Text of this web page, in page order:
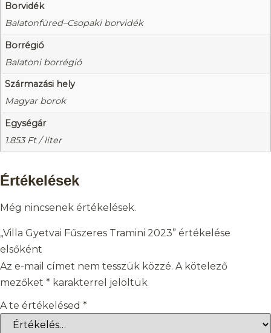
Borvidék
Balatonfüred–Csopaki borvidék
Borrégió
Balatoni borrégió
Származási hely
Magyar borok
Egységár
1.853Ft/ liter
Értékelések
Még nincsenek értékelések.
„Villa Gyetvai Fűszeres Tramini 2023” értékelése
elsőként
Az e-mail címet nem tesszük közzé. A kötelező
mezőket * karakterrel jelöltük
A te értékelésed *